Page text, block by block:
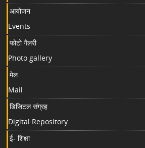
आयोजन
Events
फोटो गैलरी
Photo gallery
मेल
Mail
डिजिटल संग्रह
Digital Repository
ई- शिक्षा